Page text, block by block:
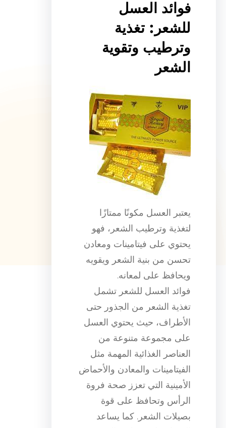
فوائد العسل
للشعر: تغذية
وترطيب وتقوية
الشعر
يعتبر العسل مكونًا ممتازًا
لتغذية وترطيب الشعر، فهو
يحتوي على فيتامينات ومعادن
تحسن من بنية الشعر ويقويه
ويحافظ على لمعانه.
فوائد العسل للشعر تشمل
تغذية الشعر من الجذور حتى
الأطراف، حيث يحتوي العسل
على مجموعة متنوعة من
العناصر الغذائية المهمة مثل
الفيتامينات والمعادن والأحماض
الأمينية التي تعزز صحة فروة
الرأس وتحافظ على قوة
بصيلات الشعر. كما يساعد